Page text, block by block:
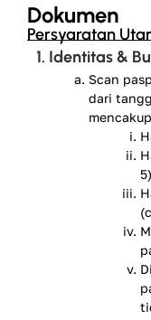
Dokumen
Persyaratan
1. Identitas &
Scan
dari
5)